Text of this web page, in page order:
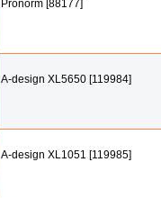
Pronorm [88177]
A-design XL5650 [119984]
A-design XL1051 [119985]